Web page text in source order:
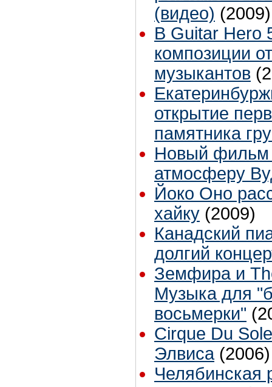
(видео) (2009)
В Guitar Hero
композиции
музыкантов
открытие
памятника
Новый фильм
атмосферу
Йоко Оно
хайку (2009)
Канадский
долгий
Зeмфира и
Музыка для
восьмерки"
Cirque Du
Элвиса (2006)
Челябинская